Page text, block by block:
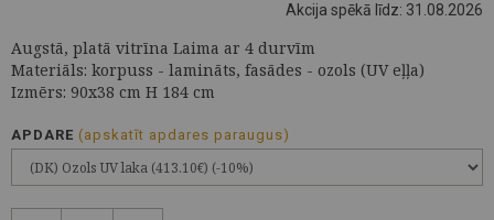
Akcija spēkā līdz: 31.08.2026
Augstā, platā vitrīna Laima ar 4 durvīm
Materiāls: korpuss - lamināts, fasādes - ozols (UV eļļa)
Izmērs: 90x38 cm H 184 cm
APDARE (apskatīt apdares paraugus)